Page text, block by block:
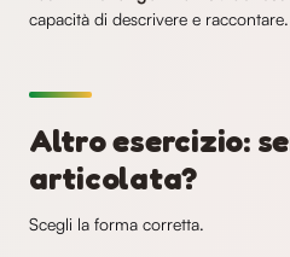
capacità di descrivere e raccontare.
Altro esercizio:
articolata?
Scegli la forma corretta.